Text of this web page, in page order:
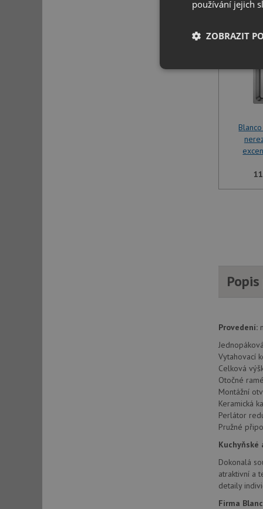
Provedení:
Vytahovací
Celková
Otočné
Montážní
Keramická
Perlátor
Pružné
Kuchyňské
Dokonalá
atraktivní a
detaily
Firma
používání jejich
ZOBRAZIT
Nezbytně
Nezbytně
AUTORIZACE
Název
_ga_9T91YFLEPX
__Secure-YNID